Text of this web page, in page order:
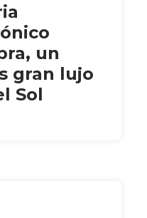
un
gran lujo
Sol